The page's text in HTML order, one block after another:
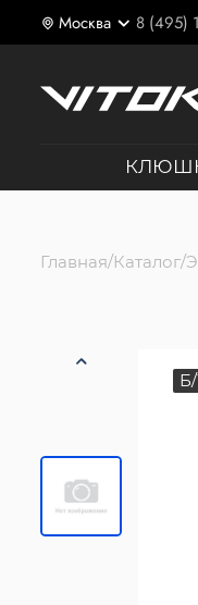
Москва 8 (495)
Главная Каталог